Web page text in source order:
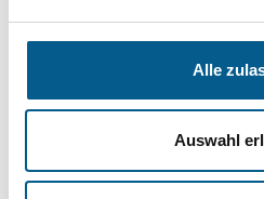
Alle
Auswahl
Themen: Wohlfahrtswesen
Themen:
Themen: Natur- &
Themen: Heimatpflege
Themen: